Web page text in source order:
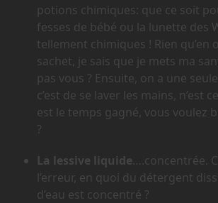
potions chimiques: que ce soit
fesses de bébé ou la lunette des
tellement chimiques ! Rien qu’en
sachet, je sais que je mets ma
pas vous ? Ensuite, on a une
c’est de se laver les mains, n’est
est le temps gagné, vous voulez
?
La lessive liquide….concentrée.
l’erreur, en quoi du détergent
d’eau est concentré ?